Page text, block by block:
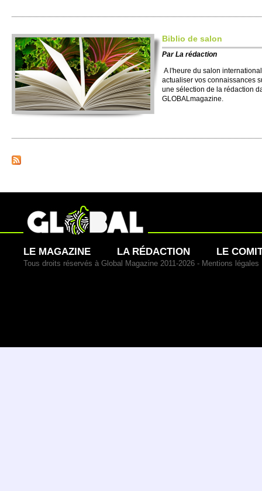
Biblio de salon
ParLa rédaction
A l'heure du salon
actualiser vos connaissances
une sélection de la rédaction
GLOBALmagazine.
LE MAGAZINE LA RÉDACTION LE
Tous droits réservés à Global Magazine 2011-2026 - Mentions légales